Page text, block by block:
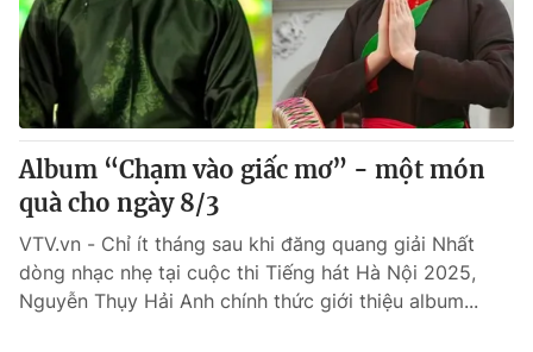
Album “Chạm vào giấc mơ” - một món
quà cho ngày 8/3
VTV.vn - Chỉ ít tháng sau khi đăng quang giải Nhất
dòng nhạc nhẹ tại cuộc thi Tiếng hát Hà Nội 2025,
Nguyễn Thụy Hải Anh chính thức giới thiệu album...